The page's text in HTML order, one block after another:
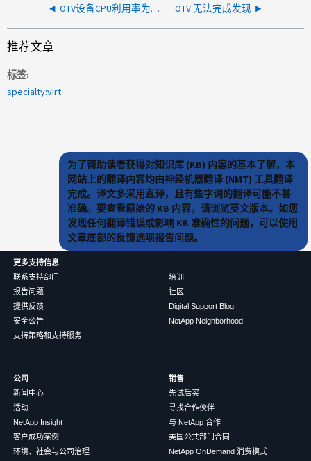
OTV设备CPU利用率为100% OTV 无法完成发现
推荐文章
标签
specialty:virt
为了帮助读者获得对知识库 (KB) 内容的基本了解，本
网站上的翻译内容均由神经机器翻译 (NMT) 工具翻译
完成。译文多采用直译，且有些字词的翻译可能不甚
准确。要查看原始的 KB 内容，请浏览英文版本。如您
发现任何翻译错误或影响 KB 准确性的问题，可以使用
文章底部的反馈选项报告问题。
更多支持信息
联系支持部门
报告问题
提供反馈
安全公告
支持策略和支持服务
培训
社区
Digital Support Blog
NetApp Neighborhood
公司
新闻中心
活动
NetApp Insight
客户成功案例
环境、社会与公司治理
销售
先试后买
寻找合作伙伴
与 NetApp 合作
美国公共部门合同
NetApp OnDemand 消费模式